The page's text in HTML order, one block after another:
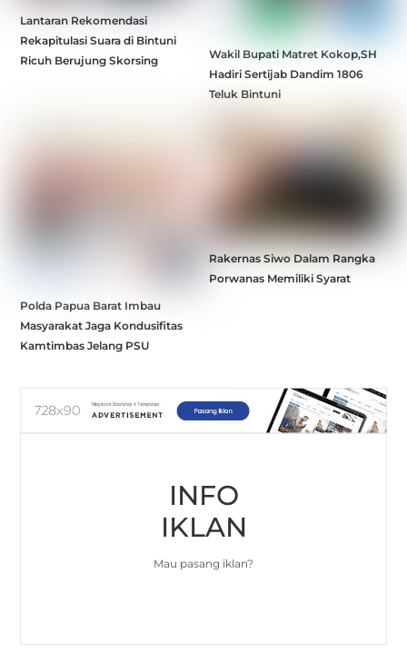
Lantaran Rekomendasi
Rekapitulasi Suara di Bintuni
Ricuh Berujung Skorsing
Wakil Bupati Matret Kokop,SH
Hadiri Sertijab Dandim 1806
Teluk Bintuni
Polda Papua Barat Imbau
Masyarakat Jaga Kondusifitas
Kamtimbas Jelang PSU
Rakernas Siwo Dalam Rangka
Porwanas Memiliki Syarat
INFO
IKLAN
Mau pasang iklan?